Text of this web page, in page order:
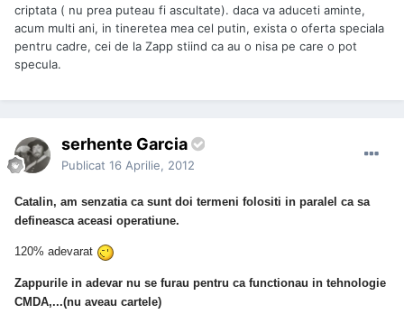
criptata ( nu prea puteau fi ascultate). daca va aduceti aminte,
acum multi ani, in tineretea mea cel putin, exista o oferta speciala
pentru cadre, cei de la Zapp stiind ca au o nisa pe care o pot
specula.
serhente Garcia
Publicat 16 Aprilie, 2012
Catalin, am senzatia ca sunt doi termeni folositi in paralel ca sa
defineasca aceasi operatiune.
120% adevarat
Zappurile in adevar nu se furau pentru ca functionau in tehnologie
CMDA,...(nu aveau cartele)